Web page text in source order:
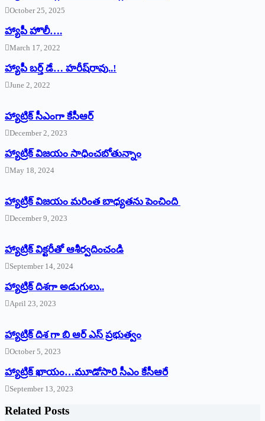
October 25, 2025
హ్యాపీ హొలీ….
March 17, 2022
హ్యాపీ బర్త్ ‌డే… హరీష్‌రావు..!
June 2, 2022
హ్యాట్రిక్‌ ‌సీఎంగా కేసీఆర్‌
December 2, 2023
హ్యాట్రిక్‌ విజయం సాధించబోతున్నాం
May 18, 2024
హ్యాట్రిక్ విజయం మరింత బాధ్యతను పెంచింది
December 9, 2023
హ్యాట్రిక్‌ ‌విక్టరీతో ఆశీర్వదించండి
September 14, 2024
‌హ్యాట్రిక్‌ ‌దిశగా అడుగులు..
April 23, 2023
హ్యాట్రిక్ దిశ గా బి ఆర్ ఎస్ ప్రభుత్వం
October 5, 2023
హ్యాట్రిక్‌ ‌ఖాయం…మూడోసారి సీఎం కేసీఆరే
September 13, 2023
Related Posts